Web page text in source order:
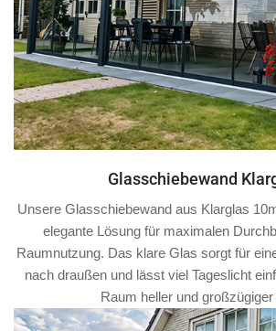
Glasschiebewand
Unsere Glasschiebewand aus Klarglas
elegante Lösung für maximalen
Raumnutzung. Das klare Glas sorgt für
nach draußen und lässt viel Tageslicht
Raum heller und